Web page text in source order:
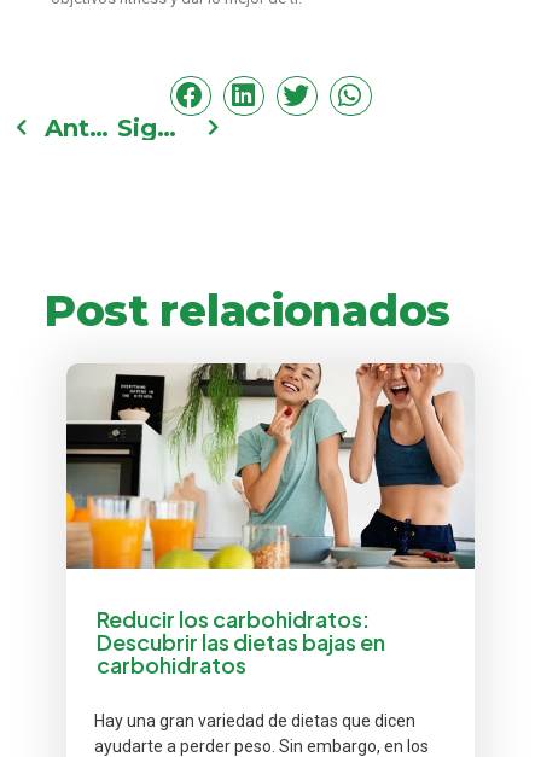
Anterior Siguiente
Post relacionados
Reducir los carbohidratos:
Descubrir las dietas bajas en
carbohidratos
Hay una gran variedad de dietas que dicen
ayudarte a perder peso. Sin embargo, en los